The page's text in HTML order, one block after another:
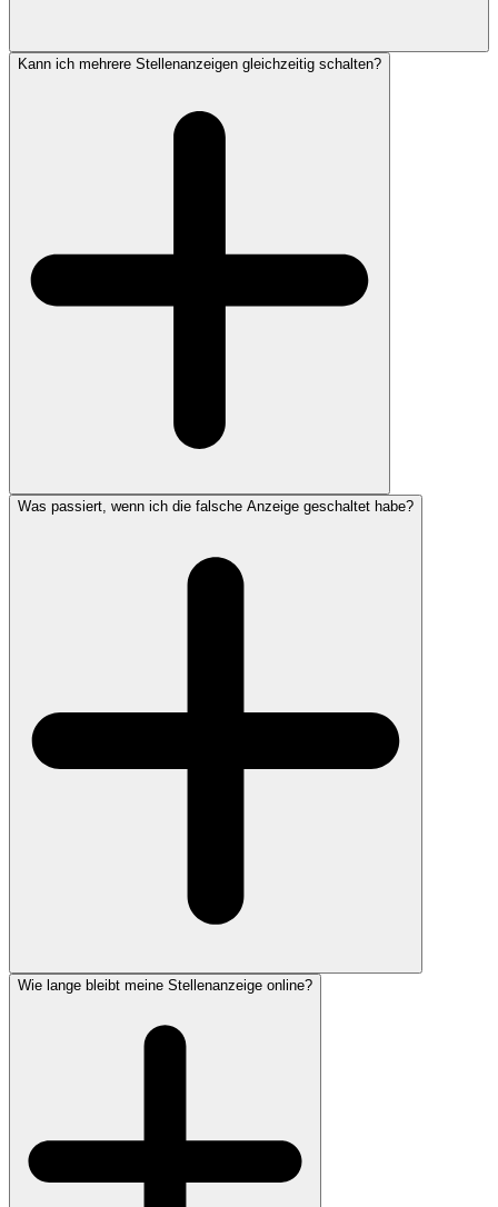
Kann ich mehrere Stellenanzeigen gleichzeitig schalten?
Was passiert, wenn ich die falsche Anzeige geschaltet habe?
Wie lange bleibt meine Stellenanzeige online?